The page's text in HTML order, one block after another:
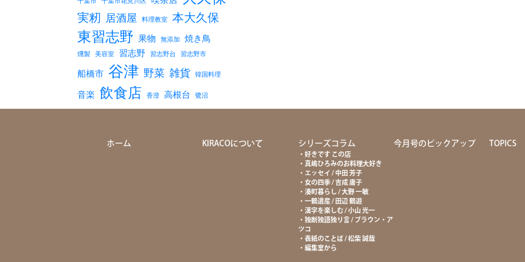
実籾 居酒屋 料理教室 本大久保
東習志野 果物 無添加 焼き鳥
燻製 美容室 習志野 習志野台 習志野市
船橋市 谷津 野菜 雑貨 韓国料理
音楽 飲食店 香澄 高根台 鷺沼
ホーム KIRACOについて シリーズコラム
好きです この店
真嶋ひろみのお料理大好き
エッセイ / 中田 芳子
女の四季 / 吉成 庸子
湊町暮らし / 大野 一敏
一鶴遺産 / 田辺 鶴遊
漢字を楽しむ / 小山 光一
独断独語独り言 / ブラウン・ア
ツコ
表紙のことば / 松柴 誠哉
編集室から
今月号のピックアップ TOPICS